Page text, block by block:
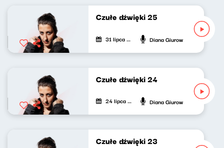
Czułe dźwięki 25
31 lipca 2026 Diana Giurow
Czułe dźwięki 24
24 lipca 2026 Diana Giurow
Czułe dźwięki 23